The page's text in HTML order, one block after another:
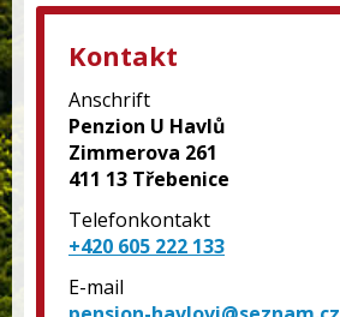
Kontakt
Anschrift
Penzion U Havlů
Zimmerova 261
411 13 Třebenice
Telefonkontakt
+420 605 222 133
E-mail